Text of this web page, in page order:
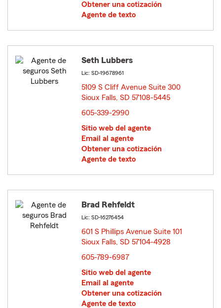
Obtener una cotización
Agente de texto
Seth Lubbers
Lic: SD-19678961
5109 S Cliff Avenue Suite 300
Sioux Falls, SD 57108-5445
605-339-2990
Sitio web del agente
Email al agente
Obtener una cotización
Agente de texto
Brad Rehfeldt
Lic: SD-16276454
601 S Phillips Avenue Suite 101
Sioux Falls, SD 57104-4928
605-789-6987
Sitio web del agente
Email al agente
Obtener una cotización
Agente de texto